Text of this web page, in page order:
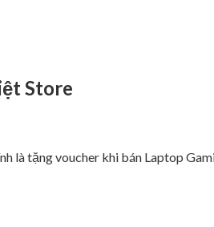
Store
tặng voucher khi bán Laptop